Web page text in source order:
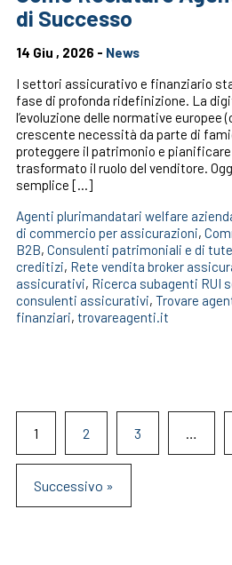
di Successo
14 Giu , 2026 - News
I settori assicurativo e finanziario
fase di profonda ridefinizione. La
l’evoluzione delle normative europee
crescente necessità da parte di
proteggere il patrimonio e
trasformato il ruolo del venditore.
semplice […]
Agenti plurimandatari welfare
di commercio per assicurazioni,
B2B, Consulenti patrimoniali e di
creditizi, Rete vendita broker
assicurativi, Ricerca subagenti RUI
consulenti assicurativi, Trovare
finanziari, trovareagenti.it
1 2 3 …
Successivo »